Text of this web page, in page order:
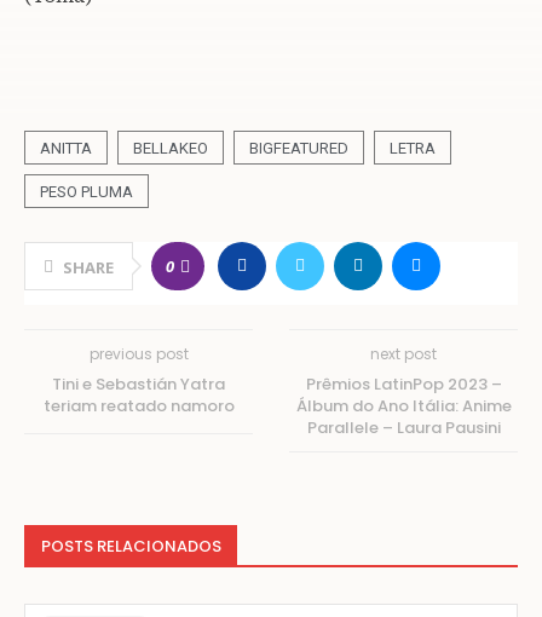
ANITTA BELLAKEO BIGFEATURED LETRA
PESO PLUMA
SHARE 0
previous post
Tini e Sebastián Yatra
teriam reatado namoro
next post
Prêmios LatinPop 2023 –
Álbum do Ano Itália: Anime
Parallele – Laura Pausini
POSTS RELACIONADOS